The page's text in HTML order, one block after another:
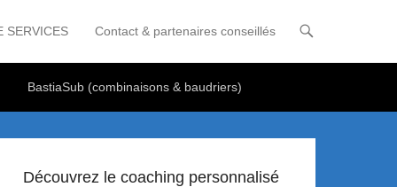
SERVICES Contact & partenaires conseillés
BastiaSub (combinaisons & baudriers)
Découvrez le coaching personnalisé